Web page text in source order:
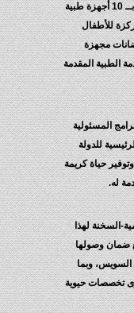
10 أجهزة طبية